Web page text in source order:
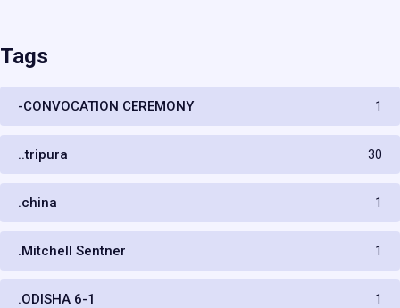
Tags
-CONVOCATION CEREMONY 1
..tripura 30
.china 1
.Mitchell Sentner 1
.ODISHA 6-1 1